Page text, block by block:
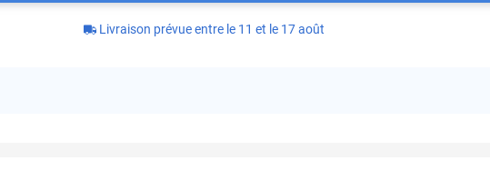
Livraison prévue entre le 11 et le 17 août